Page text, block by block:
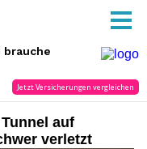
auf
verletzt